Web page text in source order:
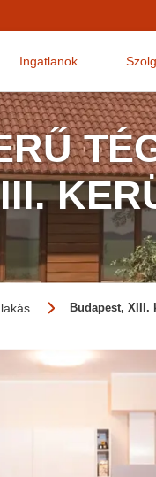
Ingatlanok
Budapest, XIII.